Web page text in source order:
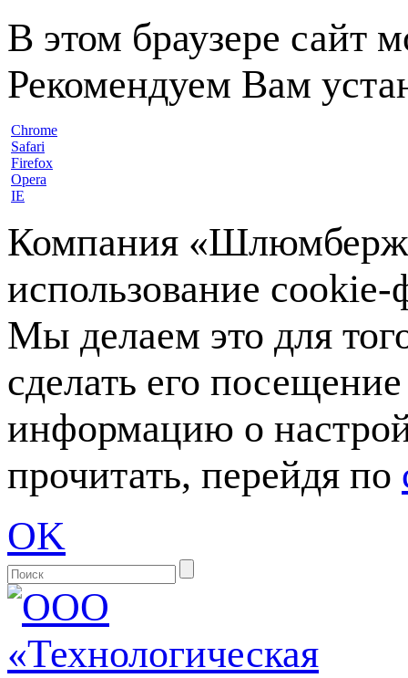
В этом браузере сайт
Рекомендуем Вам
Chrome
Safari
Firefox
Opera
IE
Компания
использование
Мы делаем это для
сделать его
информацию о
прочитать, перейдя по
OK